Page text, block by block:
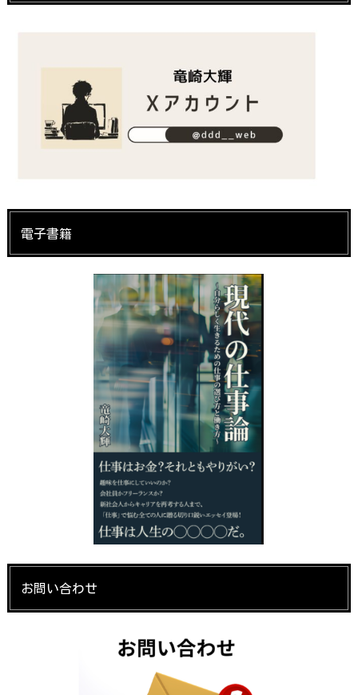
電子書籍
お問い合わせ